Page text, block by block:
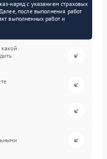
наряд с указанием страховых
после выполнения работ
выполненных работ и